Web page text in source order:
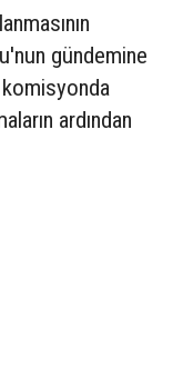
gündemine
ardından